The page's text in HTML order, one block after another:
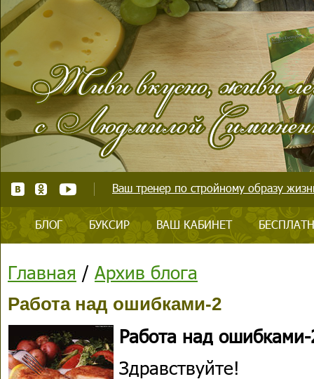
Ваш тренер по стройному образу
БЛОГ БУКСИР ВАШ КАБИНЕТ
Главная / Архив блога
Работа над ошибками-2
Работа над
Здравствуйте!